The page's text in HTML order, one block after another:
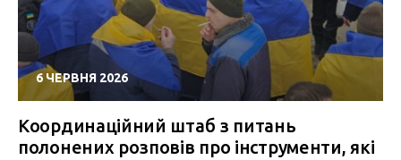
6 ЧЕРВНЯ 2026
Координаційний штаб з питань
полонених розповів про інструменти, які